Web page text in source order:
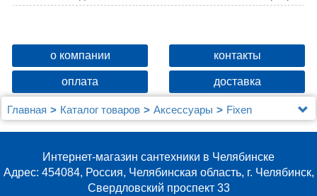
о компании контакты
оплата доставка
Главная Каталог товаров Аксессуары
Fixen
Полка Fixsen FX-858-3 3-ярусная, угловая
Интернет-магазин сантехники в Челябинске
Адрес: 454084, Россия, Челябинская область, г. Челябинск,
Свердловский проспект 33